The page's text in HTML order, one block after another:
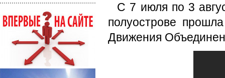
С 7 июля по 3
полуострове
Движения